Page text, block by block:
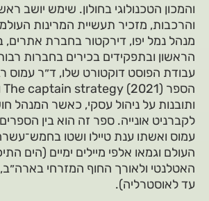
והמכון הטכנולוגי בחולון. שימש יושב
מנהל נמל יפו, דירקטור בחברת אתרים,
הראשון ובתפקידים בכירים בחברות
עבודת הפוסט דוקטורט שלו, ד״ר עמוס
ותובנות על ניהול עסקי, כאשר המנהל
לקברניט אונייה. ספר זה הוא בין
עמוס ואשתו ענת טיילו ושטו
העולם וגמאו אלפי מיילים ימיים (הים
האטלנטי ולאורך החוף המזרחי
עד לאוסטרליה).